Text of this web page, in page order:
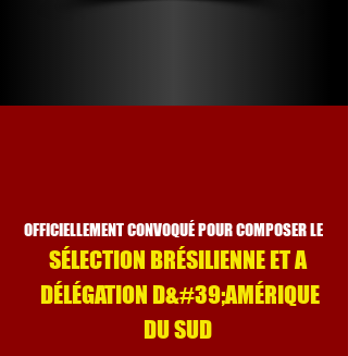
OFFICIELLEMENT CONVOQUÉ POUR COMPOSER LE
SÉLECTION BRÉSILIENNE ET A
DÉLÉGATION D&#39;AMÉRIQUE
DU SUD